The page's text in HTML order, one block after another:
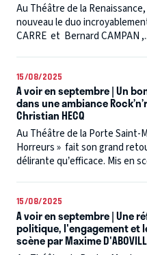
Au Théâtre de la
nouveau le duo
CARRE et Bernard CAMPAN
15/08/2025
A voir en septembre | Un
dans une ambiance
Christian HECQ
Au Théâtre de la Porte
Horreurs » fait son grand
délirante qu’efficace. Mis en
15/08/2025
A voir en septembre | Une
politique, l'engagement et
scène par Maxime